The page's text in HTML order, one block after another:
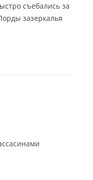
съебались за
зазеркалья